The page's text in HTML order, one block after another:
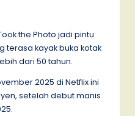
the Photo jadi pintu
terasa kayak buka kotak
dari 50 tahun.
2025 di Netflix ini
setelah debut manis